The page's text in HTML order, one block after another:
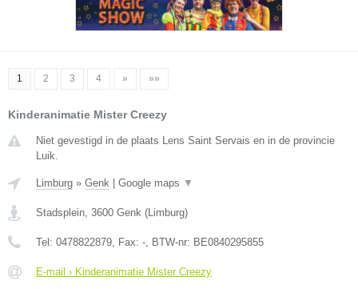
1 2 3 4 » »»
Kinderanimatie Mister Creezy
Niet gevestigd in de plaats Lens Saint Servais en in de provincie
Luik.
Limburg » Genk Google maps ▼
Stadsplein, 3600 Genk (Limburg)
Tel: 0478822879, Fax: -, BTW-nr: BE0840295855
E-mail › Kinderanimatie Mister Creezy